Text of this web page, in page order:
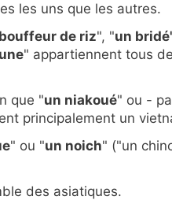
les uns que les autres.
de riz", "un
" appartiennent tous
que "un niakoué" ou -
principalement un
" ou "un noich" ("un
des asiatiques.